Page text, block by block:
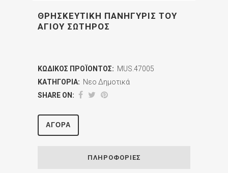
ΘΡΗΣΚΕΥΤΙΚΗ ΠΑΝΗΓΥΡΙΣ ΤΟΥ
ΑΓΙΟΥ ΣΩΤΗΡΟΣ
ΚΩΔΙΚΌΣ ΠΡΟΪΌΝΤΟΣ: MUS.47005
ΚΑΤΗΓΟΡΊΑ: Νεο Δημοτικά
SHARE ON:
ΑΓΟΡΆ
ΠΛΗΡΟΦΟΡΊΕΣ